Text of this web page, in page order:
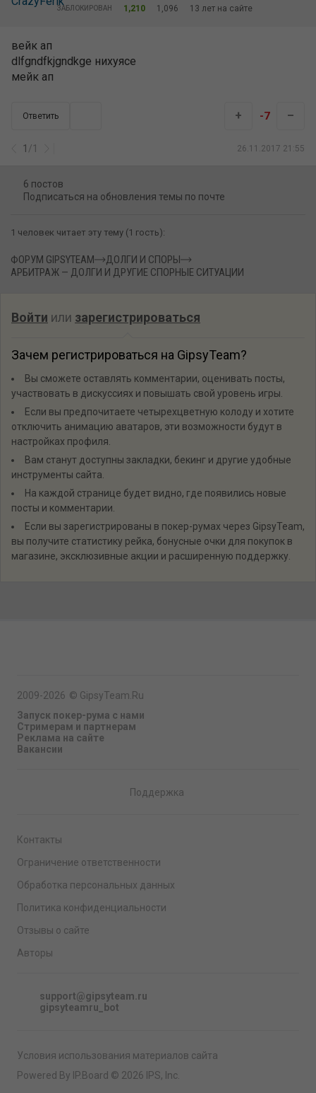
ЗАБЛОКИРОВАН 1,210 1,096 13 лет на сайте
вейк ап
dlfgndfkjgndkge нихуясе
мейк ап
Ответить
1 /1 26.11.2017 21:55
+ -7 –
6 постов
Подписаться на обновления темы по почте
1 человек читает эту тему (1 гость):
ФОРУМ GIPSYTEAM
ДОЛГИ И СПОРЫ
АРБИТРАЖ — ДОЛГИ И ДРУГИЕ СПОРНЫЕ СИТУАЦИИ
Войти или зарегистрироваться
Зачем регистрироваться на GipsyTeam?
Вы сможете оставлять комментарии, оценивать посты,
участвовать в дискуссиях и повышать свой уровень игры.
Если вы предпочитаете четырехцветную колоду и хотите
отключить анимацию аватаров, эти возможности будут в
настройках профиля.
Вам станут доступны закладки, бекинг и другие удобные
инструменты сайта.
На каждой странице будет видно, где появились новые
посты и комментарии.
Если вы зарегистрированы в покер-румах через GipsyTeam,
вы получите статистику рейка, бонусные очки для покупок в
магазине, эксклюзивные акции и расширенную поддержку.
Поддержка
2009-2026 © GipsyTeam.Ru
Запуск покер-рума с нами
Стримерам и партнерам
Реклама на сайте
Вакансии
Условия использования материалов сайта
Powered By IP.Board © 2026 IPS, Inc.
Контакты
Ограничение ответственности
Обработка персональных данных
Политика конфиденциальности
Отзывы о сайте
Авторы
support@gipsyteam.ru
gipsyteamru_bot